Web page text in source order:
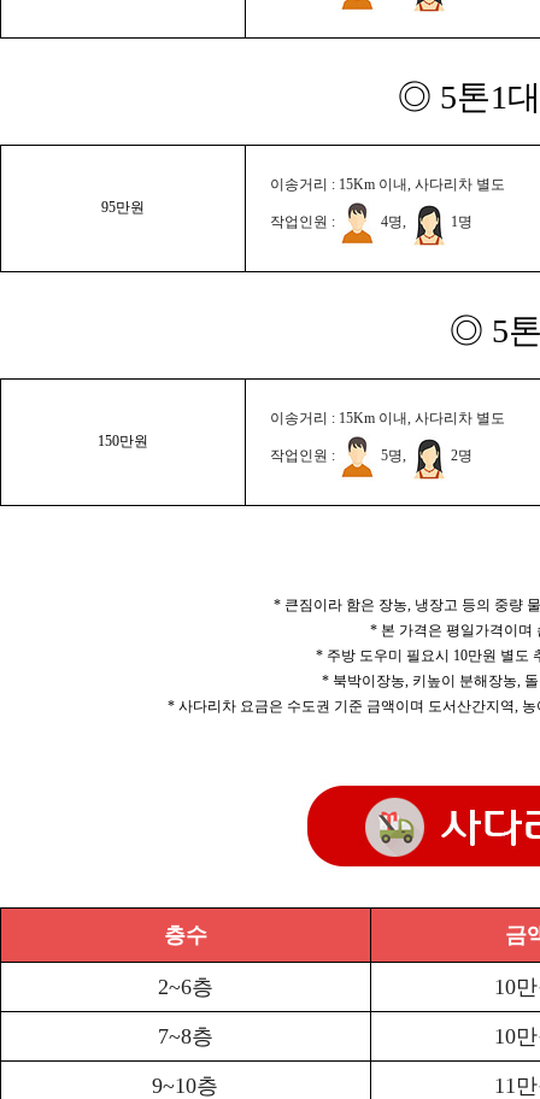
◎ 5톤1
95만원
이송거리 : 15Km 이내, 사다리차 별도
작업인원 : 4명, 1명
◎ 5
150만원
이송거리 : 15Km 이내, 사다리차 별도
작업인원 : 5명, 2명
* 큰짐이라 함은 장농, 냉장고 등의 중량
* 본 가격은 평일가격이며
* 주방 도우미 필요시 10만원 별도
* 북박이장농, 키높이 분해장농,
* 사다리차 요금은 수도권 기준 금액이며 도서산간지역,
층수 금
2~6층 10
7~8층 10
9~10층 11